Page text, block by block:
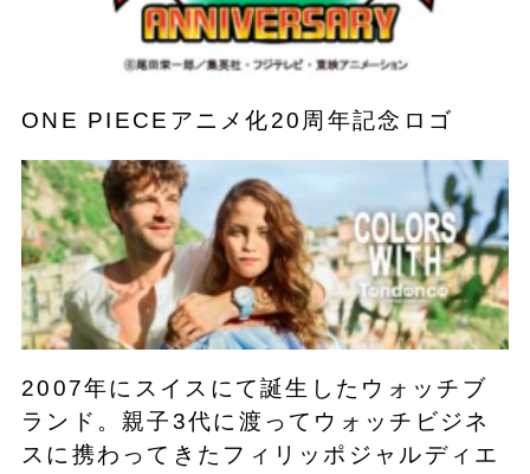
ONE PIECEアニメ化20周年記念ロゴ
2007年にスイスにて誕生したウォッチブ
ランド。親子3代に渡ってウォッチビジネ
スに携わってきたフィリッポジャルディエ